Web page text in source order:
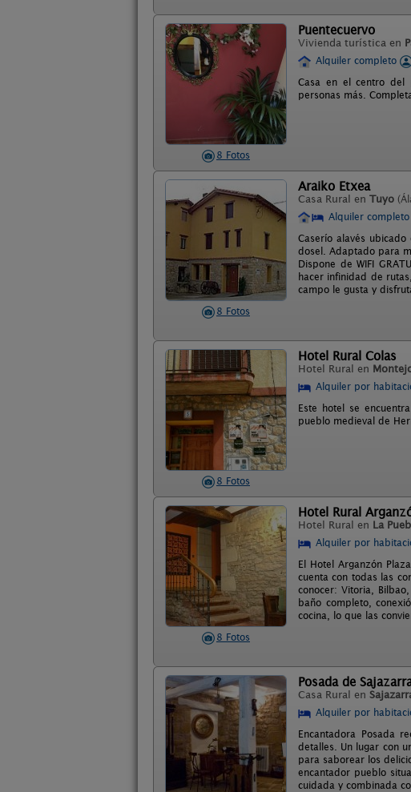
8 Fotos
Puentecuervo
Vivienda turística en
Alquiler completo
Casa en el centro del
personas más.
8 Fotos
Araiko Etxea
Casa Rural en Tuyo
Alquiler
Caserío alavés
dosel. Adaptado para
Dispone de WIFI
hacer infinidad de
campo le gusta y
8 Fotos
Hotel Rural Colas
Hotel Rural en
Alquiler por
Este hotel se
pueblo medieval de
8 Fotos
Hotel Rural
Hotel Rural en La
Alquiler por
El Hotel Arganzón
cuenta con todas las
conocer: Vitoria,
baño completo,
cocina, lo que las
Posada de
Casa Rural en
Alquiler por
Encantadora Posada
detalles. Un lugar con
para saborear los
encantador pueblo
cuidada y combinada